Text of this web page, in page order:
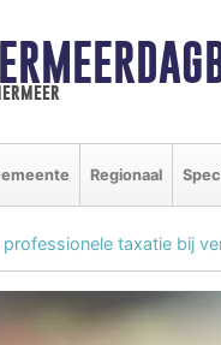
Regionaal
taxatie bij